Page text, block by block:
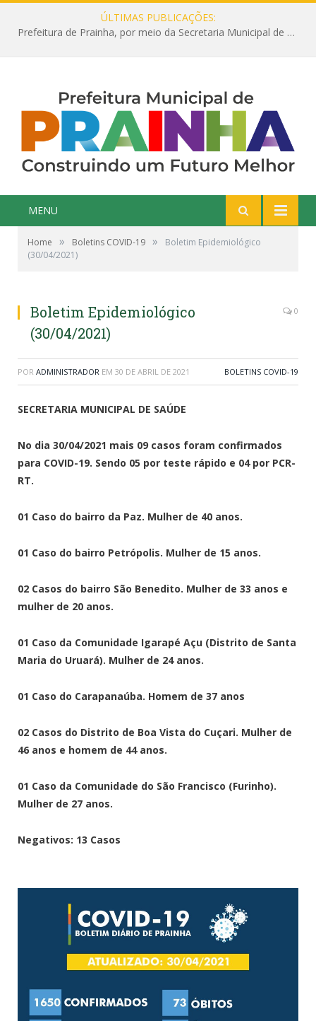
ÚLTIMAS PUBLICAÇÕES:
Prefeitura de Prainha, por meio da Secretaria Municipal de Educação, abre 354 vagas na área da Educação para 2025 com processo seletivo simplificado
MENU
Home » Boletins COVID-19 »
Boletim Epidemiológico
(30/04/2021)
Boletim Epidemiológico
(30/04/2021)
0
POR ADMINISTRADOR EM 30 DE ABRIL DE 2021 BOLETINS COVID-19
SECRETARIA MUNICIPAL DE SAÚDE
No dia 30/04/2021 mais 09 casos foram confirmados
para COVID-19. Sendo 05 por teste rápido e 04 por PCR-
RT.
01 Caso do bairro da Paz. Mulher de 40 anos.
01 Caso do bairro Petrópolis. Mulher de 15 anos.
02 Casos do bairro São Benedito. Mulher de 33 anos e
mulher de 20 anos.
01 Caso da Comunidade Igarapé Açu (Distrito de Santa
Maria do Uruará). Mulher de 24 anos.
01 Caso do Carapanaúba. Homem de 37 anos
02 Casos do Distrito de Boa Vista do Cuçari. Mulher de
46 anos e homem de 44 anos.
01 Caso da Comunidade do São Francisco (Furinho).
Mulher de 27 anos.
Negativos: 13 Casos